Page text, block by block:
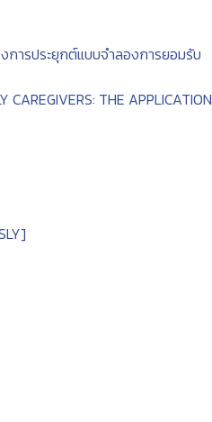
ารประยุกต์แบบจำลองการยอมรับ
CAREGIVERS: THE APPLICATION